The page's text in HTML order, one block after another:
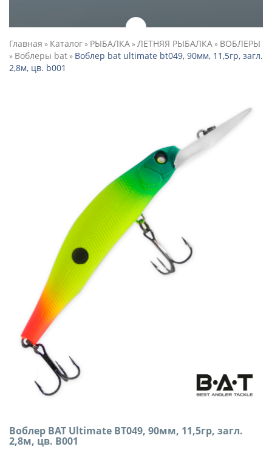
Главная » Каталог» РЫБАЛКА»ЛЕТНЯЯ РЫБАЛКА» ВОБЛЕРЫ
» Воблеры bat» Воблер bat ultimate bt049, 90мм, 11,5гр, загл.
2,8м, цв. b001
Воблер BAT Ultimate BT049, 90мм, 11,5гр, загл.
2,8м, цв. B001